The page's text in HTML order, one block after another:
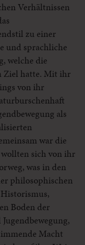
Verhältnissen
zu einer
und sprachliche
welche die
Ziel hatte. Mit ihr
von ihr
als
war die
sich von ihr
was in den
philosophischen
Boden der
Macht